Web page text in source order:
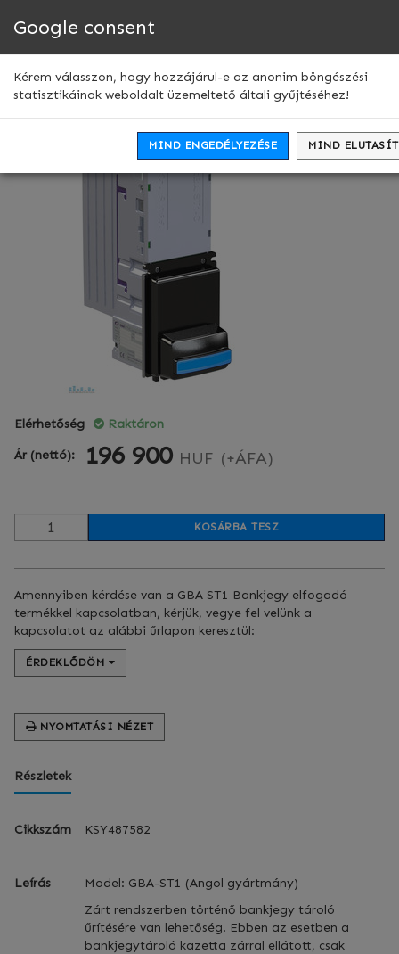
GBA ST1 Bankjegy elfogadó
Elérhetőség Raktáron
Ár (nettó): 196 900 HUF (+ÁFA)
KOSÁRBA TESZ
Amennyiben kérdése van a GBA ST1 Bankjegy elfogadó
termékkel kapcsolatban, kérjük, vegye fel velünk a
kapcsolatot az alábbi űrlapon keresztül:
ÉRDEKLŐDÖM
NYOMTATÁSI NÉZET
Részletek
Cikkszám KSY487582
Leírás
Model: GBA-ST1 (Angol gyártmány)
Zárt rendszerben történő bankjegy tároló
űrítésére van lehetőség. Ebben az esetben a
bankjegytároló kazetta zárral ellátott, csak
Google consent
Kérem válasszon, hogy hozzájárul-e az anonim böngészési
statisztikáinak weboldalt üzemeltető általi gyűjtéséhez!
MIND ENGEDÉLYEZÉSE MIND